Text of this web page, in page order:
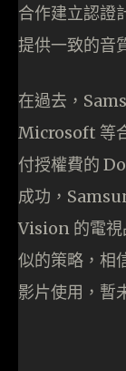
合作建立認證
提供一致的音
在過去，
Microsoft 等
付授權費的
成功，
Vision 的電
似的策略，相
影片使用，暫